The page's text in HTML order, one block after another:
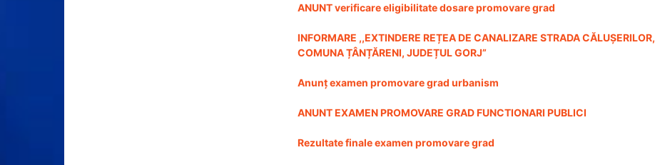
ANUNT verificare eligibilitate dosare promovare grad
INFORMARE ,,EXTINDERE REȚEA DE CANALIZARE STRADA CĂLUȘERILOR,
COMUNA ȚÂNȚĂRENI, JUDEȚUL GORJ”
Anunț examen promovare grad urbanism
ANUNT EXAMEN PROMOVARE GRAD FUNCTIONARI PUBLICI
Rezultate finale examen promovare grad